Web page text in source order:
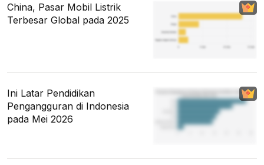
China, Pasar Mobil Listrik
Terbesar Global pada 2025
Ini Latar Pendidikan
Pengangguran di Indonesia
pada Mei 2026